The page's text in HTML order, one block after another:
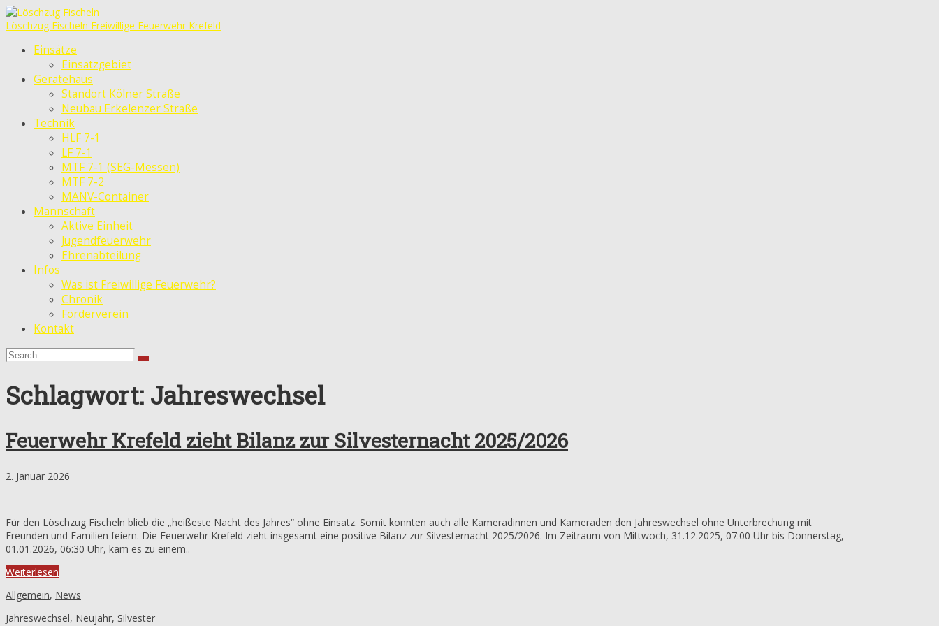
Löschzug Fischeln Freiwillige Feuerwehr Krefeld
Einsätze
Einsatzgebiet
Gerätehaus
Standort Kölner Straße
Neubau Erkelenzer Straße
Technik
HLF 7-1
LF 7-1
MTF 7-1 (SEG-Messen)
MTF 7-2
MANV-Container
Mannschaft
Aktive Einheit
Jugendfeuerwehr
Ehrenabteilung
Infos
Was ist Freiwillige Feuerwehr?
Chronik
Förderverein
Kontakt
Schlagwort: Jahreswechsel
Feuerwehr Krefeld zieht Bilanz zur Silvesternacht 2025/2026
2. Januar 2026
Für den Löschzug Fischeln blieb die „heißeste Nacht des Jahres“ ohne Einsatz. Somit konnten auch alle Kameradinnen und Kameraden den Jahreswechsel ohne Unterbrechung mit
Freunden und Familien feiern. Die Feuerwehr Krefeld zieht insgesamt eine positive Bilanz zur Silvesternacht 2025/2026. Im Zeitraum von Mittwoch, 31.12.2025, 07:00 Uhr bis Donnerstag,
01.01.2026, 06:30 Uhr, kam es zu einem..
Weiterlesen
Allgemein, News
Jahreswechsel, Neujahr, Silvester